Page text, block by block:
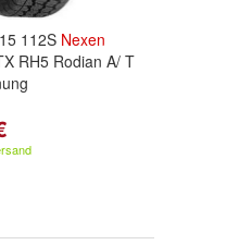
112S Nexen
RH5 Rodian A/ T